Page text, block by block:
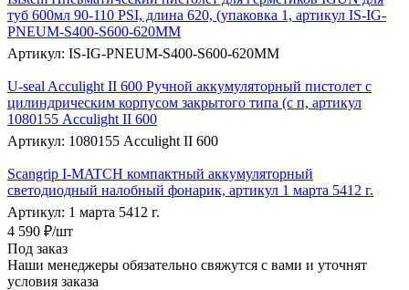
туб 600мл 90-110 PSI, длина 620, (упаковка 1, артикул IS-IG-
PNEUM-S400-S600-620MM
Артикул: IS-IG-PNEUM-S400-S600-620MM
U-seal Acculight II 600 Ручной аккумуляторный пистолет с
цилиндрическим корпусом закрытого типа (с п, артикул
1080155 Acculight II 600
Артикул: 1080155 Acculight II 600
Scangrip I-MATCH компактный аккумуляторный
светодиодный налобный фонарик, артикул 1 марта 5412 г.
Артикул: 1 марта 5412 г.
4 590 ₽/шт
Под заказ
Наши менеджеры обязательно свяжутся с вами и уточнят
условия заказа